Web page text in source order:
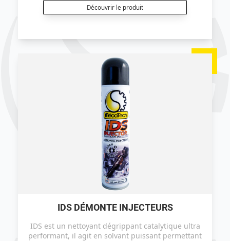
Découvrir le produit
IDS DÉMONTE INJECTEURS
IDS est un nettoyant dégrippant catalytique ultra
performant, il agit en solvant puissant permettant